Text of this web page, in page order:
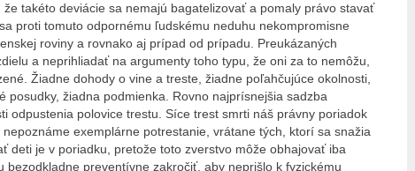
takéto deviácie sa nemajú bagatelizovať a pomaly právo stavať
proti tomuto odpornému ľudskému neduhu nekompromisne
roviny a rovnako aj prípad od prípadu. Preukázaných
a neprihliadať na argumenty toho typu, že oni za to nemôžu,
Žiadne dohody o vine a treste, žiadne poľahčujúce okolnosti,
posudky, žiadna podmienka. Rovno najprísnejšia sadzba
odpustenia polovice trestu. Síce trest smrti náš právny poriadok
exemplárne potrestanie, vrátane tých, ktorí sa snažia
deti je v poriadku, pretože toto zverstvo môže obhajovať iba
bezodkladne preventívne zakročiť, aby neprišlo k fyzickému